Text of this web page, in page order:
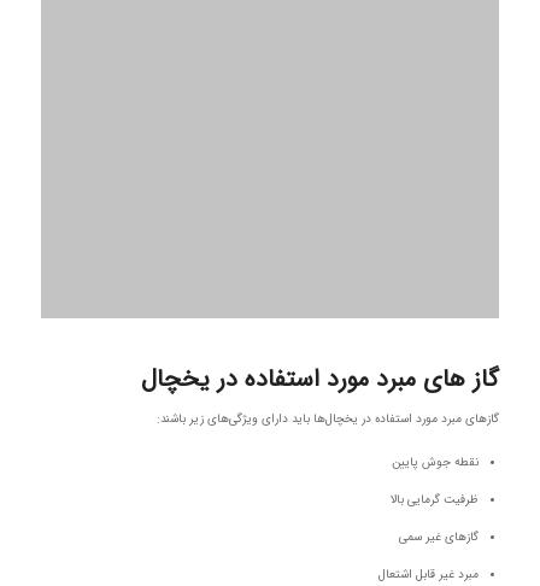
گاز های مبرد مورد استفاده در یخچال
گازهای مبرد مورد استفاده در یخچال‌ها باید دارای ویژگی‌های زیر باشند:
نقطه جوش پایین
ظرفیت گرمایی بالا
گازهای غیر سمی
مبرد غیر قابل اشتعال